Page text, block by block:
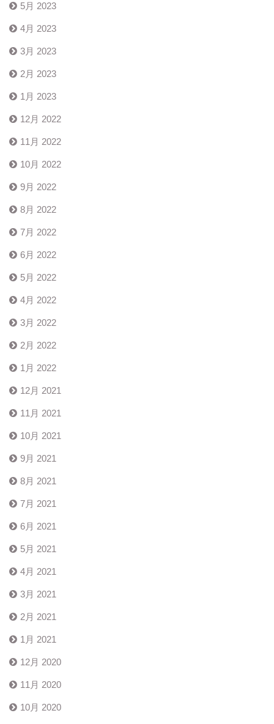
5月 2023
4月 2023
3月 2023
2月 2023
1月 2023
12月 2022
11月 2022
10月 2022
9月 2022
8月 2022
7月 2022
6月 2022
5月 2022
4月 2022
3月 2022
2月 2022
1月 2022
12月 2021
11月 2021
10月 2021
9月 2021
8月 2021
7月 2021
6月 2021
5月 2021
4月 2021
3月 2021
2月 2021
1月 2021
12月 2020
11月 2020
10月 2020